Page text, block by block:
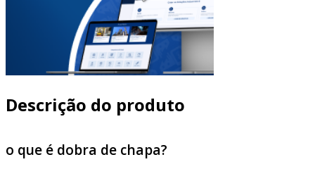
Descrição do produto
o que é dobra de chapa?